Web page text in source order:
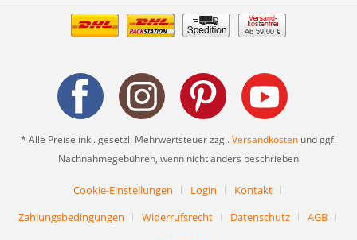
Ab 59,00 €
* Alle Preise inkl. gesetzl. Mehrwertsteuer zzgl.Versandkosten und ggf.
Nachnahmegebühren, wenn nicht anders beschrieben
Cookie-Einstellungen Login
Kontakt
Zahlungsbedingungen
Widerrufsrecht Datenschutz
AGB